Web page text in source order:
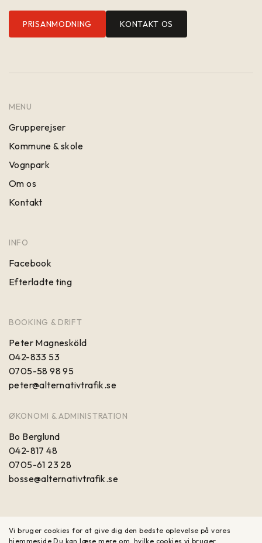
PRISANMODNING KONTAKT OS
MENU
Grupperejser
Kommune & skole
Vognpark
Om os
Kontakt
INFO
Facebook
Efterladte ting
BOOKING & DRIFT
Peter Magnesköld
042-833 53
0705-58 98 95
peter@alternativtrafik.se
ØKONOMI & ADMINISTRATION
Bo Berglund
042-817 48
0705-61 23 28
bosse@alternativtrafik.se
Vi bruger cookies for at give dig den bedste oplevelse på vores
hjemmeside.Du kan læse mere om, hvilke cookies vi bruger,